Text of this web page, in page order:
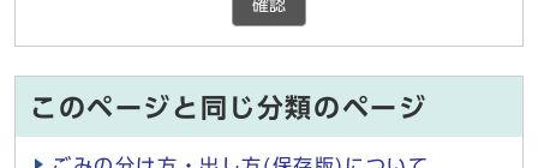
確認
このページと同じ分類のページ